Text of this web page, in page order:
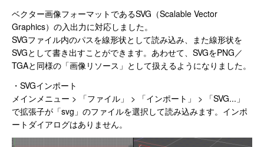
ベクター画像フォーマットであるSVG（Scalable Vector
Graphics）の入出力に対応しました。
SVGファイル内のパスを線形状として読み込み、また線形状を
SVGとして書き出すことができます。あわせて、SVGをPNG／
TGAと同様の「画像リソース」として扱えるようになりました。
・SVGインポート
メインメニュー > 「ファイル」 > 「インポート」 > 「SVG...」
で拡張子が「svg」のファイルを選択して読み込みます。インポ
ートダイアログはありません。